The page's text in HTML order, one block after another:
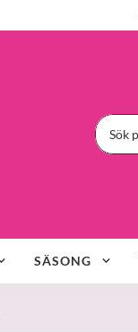
SÄSONG